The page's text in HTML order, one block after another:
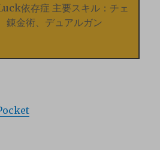
依存症 主要スキル：チェ
錬金術、デュアルガン